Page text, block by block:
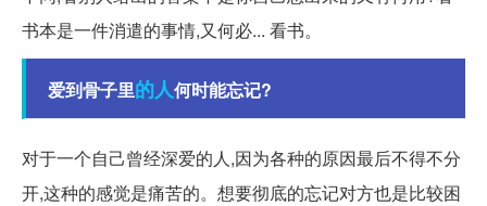
书本是一件消遣的事情,又何必... 看书。
爱到骨子里的人何时能忘记?
对于一个自己曾经深爱的人,因为各种的原因最后不得不分
开,这种的感觉是痛苦的。想要彻底的忘记对方也是比较困